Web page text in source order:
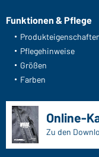
Funktionen & Pflege
Pflegehinweise
Größen
Farben
Online-
Zu den